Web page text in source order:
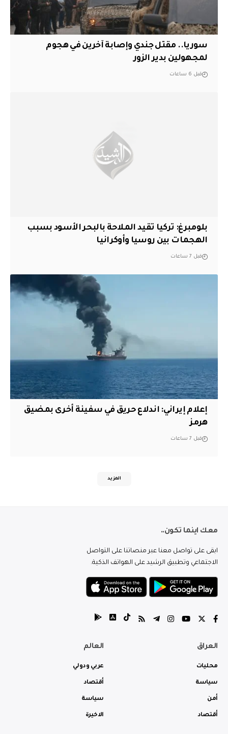
سوريا.. مقتل جندي وإصابة آخرين في هجوم
لمجهولين بدير الزور
قبل 6 ساعات
بلومبرغ: تركيا تقيد الملاحة بالبحر الأسود بسبب
الهجمات بين روسيا وأوكرانيا
قبل 7 ساعات
إعلام إيراني: اندلاع حريق في سفينة أخرى بمضيق
هرمز
قبل 7 ساعات
المزيد
معك اينما تكون..
ابقى على تواصل معنا عبر منصاتنا على التواصل
الاجتماعي وتطبيق الرشيد على الهواتف الذكية.
العراق
محليات
سياسة
أمن
أقتصاد
العالم
عربي ودولي
أقتصاد
سياسة
الاخيرة